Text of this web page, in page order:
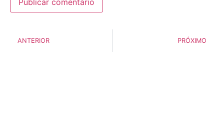
ANTERIOR PRÓXIMO